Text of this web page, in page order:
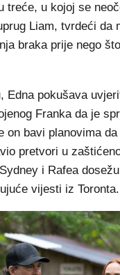
treće, u kojoj se
Liam, tvrdeći da
braka prije nego
Edna pokušava
Franka da je
on bavi planovima
pretvori u
i Rafea
vijesti iz Toronta.